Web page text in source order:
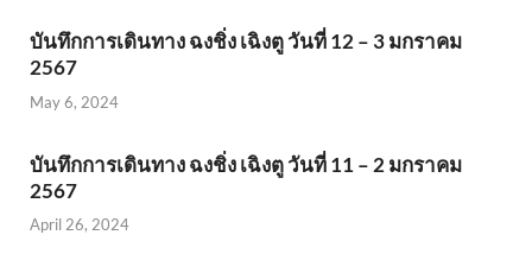
บันทึกการเดินทาง ฉงชิ่ง เฉิงตู วันที่ 12 – 3 มกราคม
2567
May 6, 2024
บันทึกการเดินทาง ฉงชิ่ง เฉิงตู วันที่ 11 – 2 มกราคม
2567
April 26, 2024